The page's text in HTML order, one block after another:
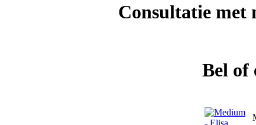
Consultatie met
Bel of